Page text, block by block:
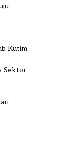
Kutim
Sektor